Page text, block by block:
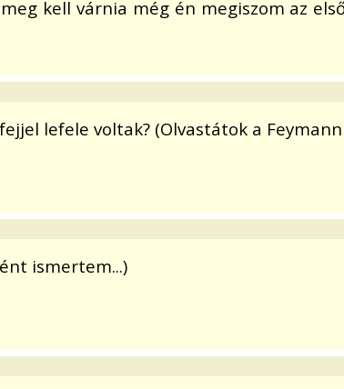
kell várnia még én megiszom az
lefele voltak? (Olvastátok a Feymann
ismertem...)